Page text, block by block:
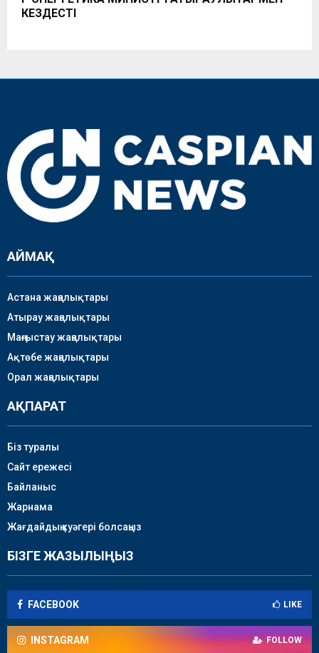
КЕЗДЕСТІ
АЙМАҚ
Астана жаңалықтары
Атырау жаңалықтары
Маңғыстау жаңалықтары
Ақтөбе жаңалықтары
Орал жаңалықтары
АҚПАРАТ
Біз туралы
Сайт ережесі
Байланыс
Жарнама
Жағдайдың куәгері болсаңыз
БІЗГЕ ЖАЗЫЛЫҢЫЗ
FACEBOOK LIKE
INSTAGRAM FOLLOW